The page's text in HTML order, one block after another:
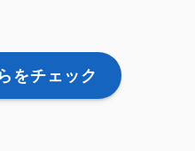
をチェック